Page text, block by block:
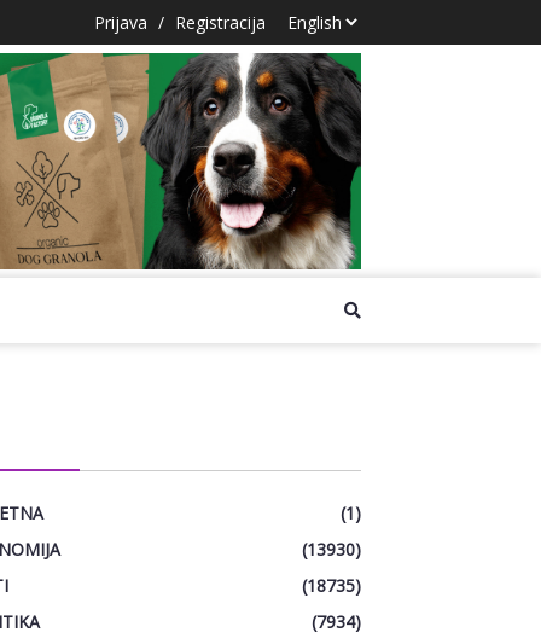
Prijava / Registracija
(1)
(13930)
(18735)
(7934)